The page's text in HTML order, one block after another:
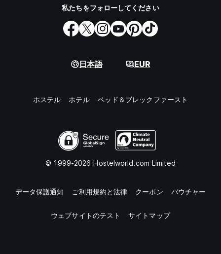
私たちをフォローしてください
日本語 EUR
ホステル ホテル ベッド＆ブレックファースト
© 1999-2026 Hostelworld.com Limited
データ保護通知 ご利用規約と法律 クーポン バウチャー
ウェブサイトのテスト サイトマップ